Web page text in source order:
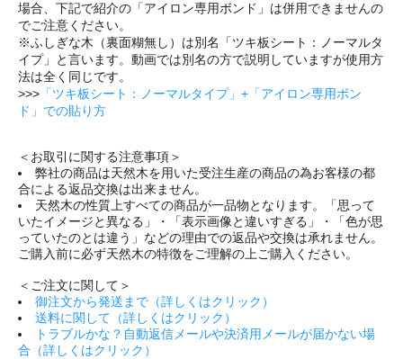
場合、下記で紹介の「アイロン専用ボンド」は併用できませんの
でご注意ください。
※ふしぎな木（裏面糊無し）は別名「ツキ板シート：ノーマルタ
イプ」と言います。動画では別名の方で説明していますが使用方
法は全く同じです。
>>> 「ツキ板シート：ノーマルタイプ」+「アイロン専用ボン
ド」での貼り方
＜お取引に関する注意事項＞
弊社の商品は天然木を用いた受注生産の商品の為お客様の都
合による返品交換は出来ません。
天然木の性質上すべての商品が一品物となります。「思って
いたイメージと異なる」・「表示画像と違いすぎる」・「色が思
っていたのとは違う」などの理由での返品や交換は承れません。
ご購入前に必ず天然木の特徴をご理解の上ご購入ください。
＜ご注文に関して＞
御注文から発送まで（詳しくはクリック）
送料に関して（詳しくはクリック）
トラブルかな？自動返信メールや決済用メールが届かない場
合（詳しくはクリック）